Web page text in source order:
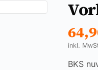
inkl.
BKS